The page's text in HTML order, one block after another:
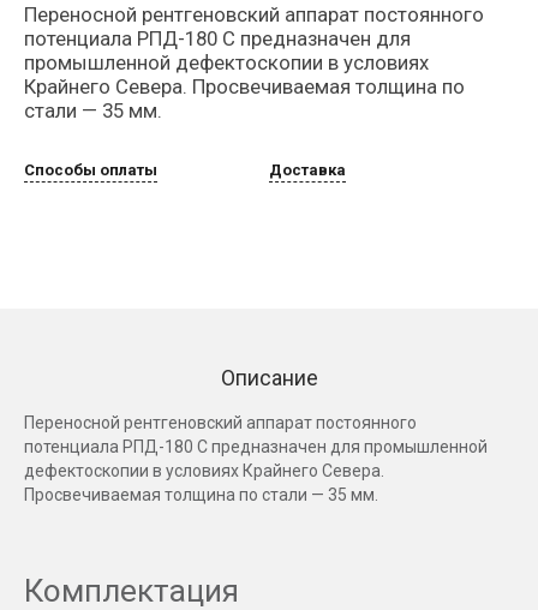
Переносной рентгеновский аппарат постоянного
потенциала РПД-180 С предназначен для
промышленной дефектоскопии в условиях
Крайнего Севера. Просвечиваемая толщина по
стали — 35 мм.
Способы оплаты Доставка
Описание
Переносной рентгеновский аппарат постоянного
потенциала РПД-180 С предназначен для промышленной
дефектоскопии в условиях Крайнего Севера.
Просвечиваемая толщина по стали — 35 мм.
Комплектация